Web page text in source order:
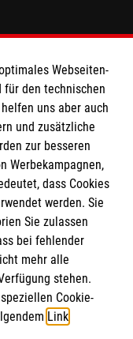
Webseiten-
für den technischen
uns aber auch
und zusätzliche
zur besseren
Werbekampagnen,
dass Cookies
werden. Sie
Sie zulassen
bei fehlender
mehr alle
stehen.
Cookie-
Link.